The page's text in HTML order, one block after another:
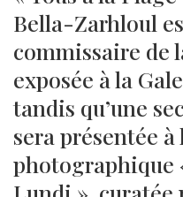
Bella-Zarhloul
commissaire de
exposée à la
tandis qu’une
sera présentée à
photographique